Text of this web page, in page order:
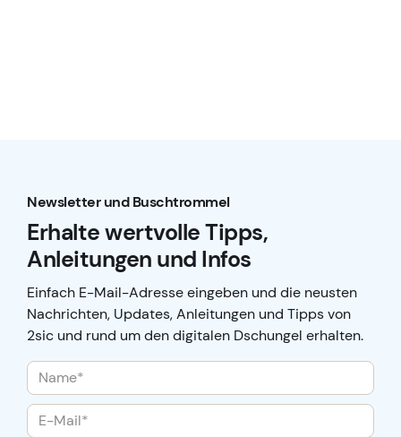
Newsletter und Buschtrommel
Erhalte wertvolle Tipps,
Anleitungen und Infos
Einfach E-Mail-Adresse eingeben und die neusten
Nachrichten, Updates, Anleitungen und Tipps von
2sic und rund um den digitalen Dschungel erhalten.